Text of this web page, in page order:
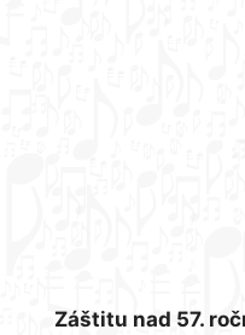
Záštitu nad 57.